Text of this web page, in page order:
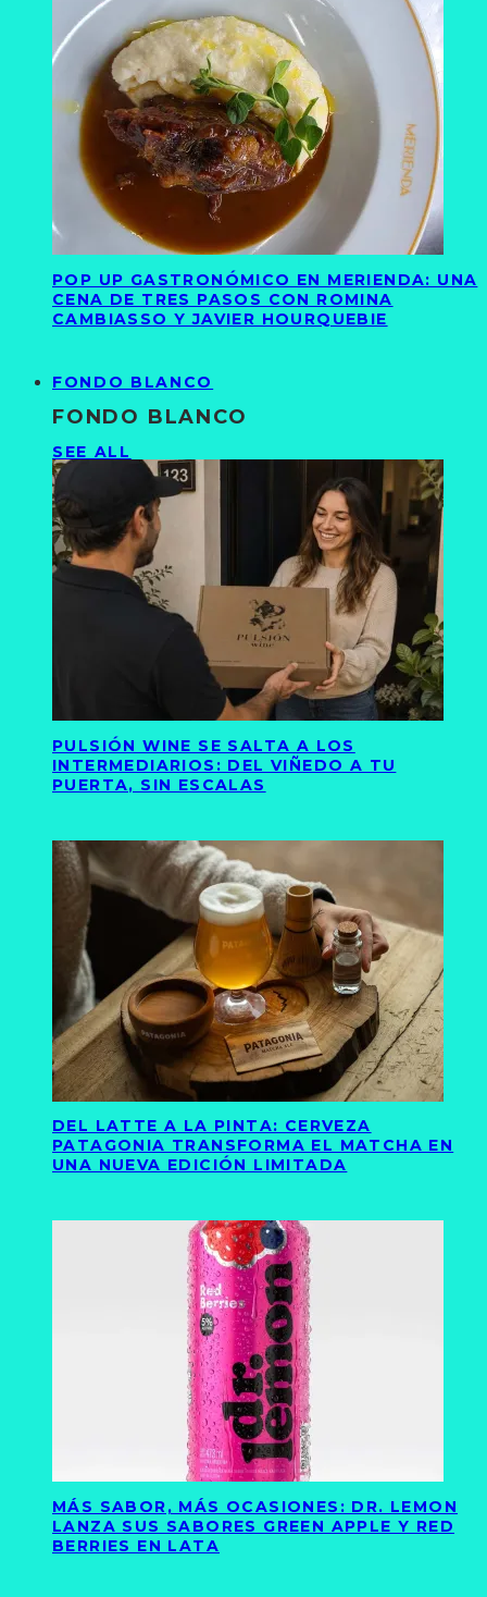
POP UP GASTRONÓMICO EN MERIENDA: UNA
CENA DE TRES PASOS CON ROMINA
CAMBIASSO Y JAVIER HOURQUEBIE
FONDO BLANCO
FONDO BLANCO
SEE ALL
PULSIÓN WINE SE SALTA A LOS
INTERMEDIARIOS: DEL VIÑEDO A TU
PUERTA, SIN ESCALAS
DEL LATTE A LA PINTA: CERVEZA
PATAGONIA TRANSFORMA EL MATCHA EN
UNA NUEVA EDICIÓN LIMITADA
MÁS SABOR, MÁS OCASIONES: DR. LEMON
LANZA SUS SABORES GREEN APPLE Y RED
BERRIES EN LATA